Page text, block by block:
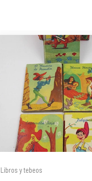
Libros y tebeos